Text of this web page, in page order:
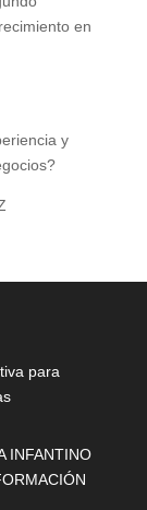
en
y
para
INFANTINO